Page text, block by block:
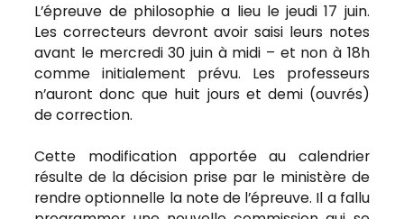
L’épreuve de philosophie a lieu le jeudi 17 juin.
Les correcteurs devront avoir saisi leurs notes
avant le mercredi 30 juin à midi – et non à 18h
comme initialement prévu. Les professeurs
n’auront donc que huit jours et demi (ouvrés)
de correction.
Cette modification apportée au calendrier
résulte de la décision prise par le ministère de
rendre optionnelle la note de l’épreuve. Il a fallu